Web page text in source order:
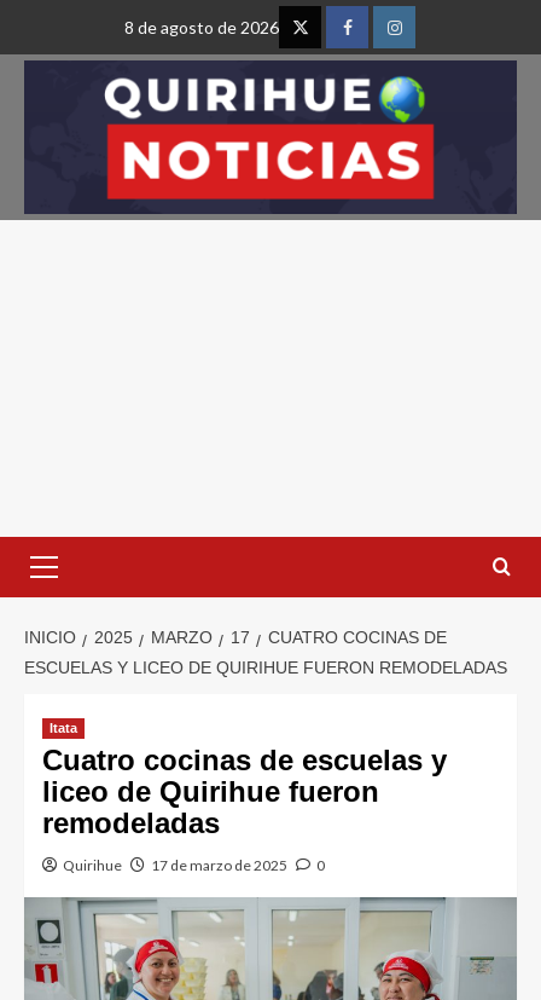
8 de agosto de 2026
INICIO 2025 MARZO 17
CUATRO COCINAS DE
ESCUELAS Y LICEO DE QUIRIHUE FUERON REMODELADAS
Itata
Cuatro cocinas de escuelas y
liceo de Quirihue fueron
remodeladas
Quirihue 17 de marzo de 2025 0